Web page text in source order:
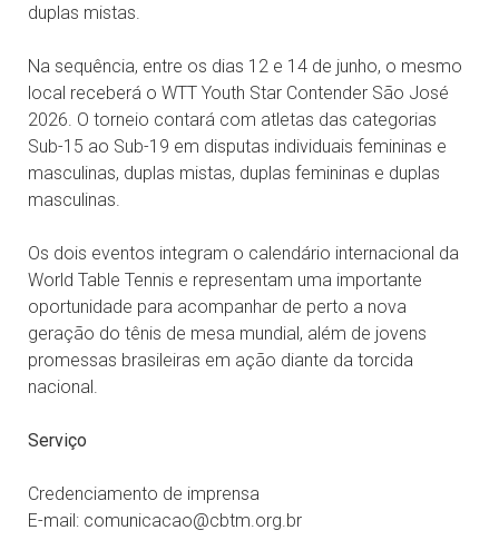
duplas mistas.
Na sequência, entre os dias 12 e 14 de junho, o mesmo
local receberá o WTT Youth Star Contender São José
2026. O torneio contará com atletas das categorias
Sub-15 ao Sub-19 em disputas individuais femininas e
masculinas, duplas mistas, duplas femininas e duplas
masculinas.
Os dois eventos integram o calendário internacional da
World Table Tennis e representam uma importante
oportunidade para acompanhar de perto a nova
geração do tênis de mesa mundial, além de jovens
promessas brasileiras em ação diante da torcida
nacional.
Serviço
Credenciamento de imprensa
E-mail: comunicacao@cbtm.org.br